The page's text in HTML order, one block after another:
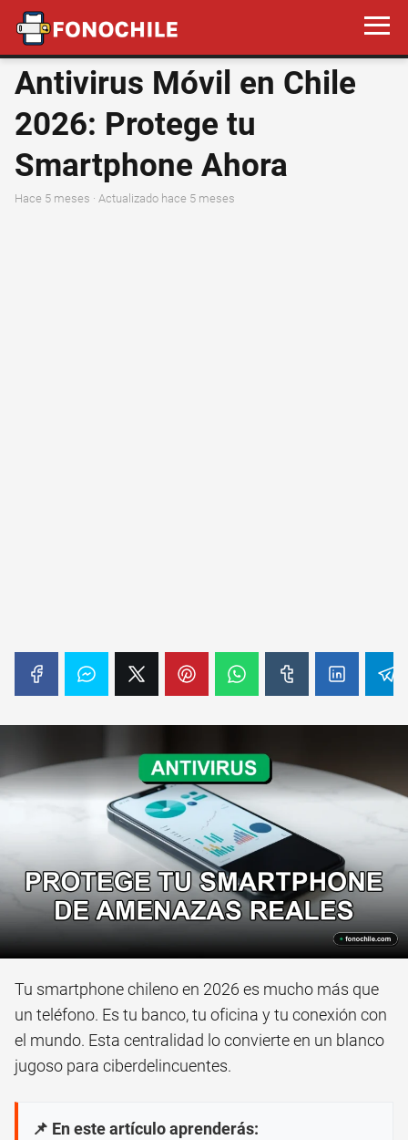
Antivirus Móvil en Chile
2026: Protege tu
Smartphone Ahora
hace 5 meses · Actualizado hace 5 meses
Tu smartphone chileno en 2026 es mucho más que
un teléfono. Es tu banco, tu oficina y tu conexión con
el mundo. Esta centralidad lo convierte en un blanco
jugoso para ciberdelincuentes.
📌 En este artículo aprenderás: